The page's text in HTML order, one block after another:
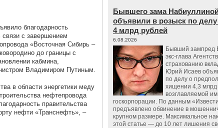
благодарность
с завершением
«Восточная Сибирь –
до границы с
кабмина,
Владимиром Путиным.
в области энергетики меду
нефтепровода
правительства
нефти «Транснефть», –
Бывшего зама
объявили в розыск по
4 млрд рублей
6.08.2026
Бывший зампред
экс-глава
страхованию
Юрий Исаев
по делу о
хищении 4,3 млрд
возглавляемой
госкорпорации. По данным
предъявлено обвинение в
крупном размере. Максимальное
этой статье — до 10 лет лишения